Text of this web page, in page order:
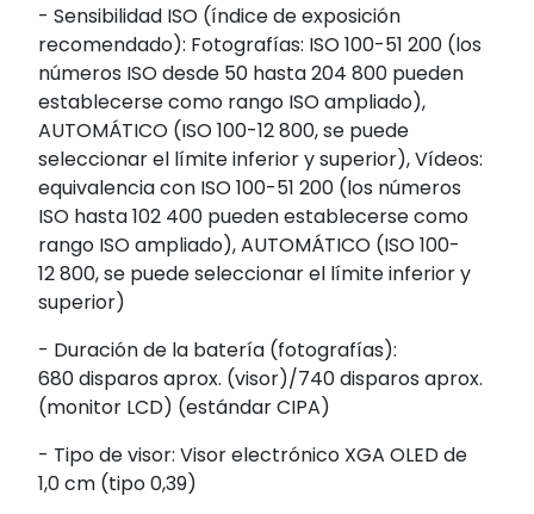
- Sensibilidad ISO (índice de exposición
recomendado): Fotografías: ISO 100-51 200 (los
números ISO desde 50 hasta 204 800 pueden
establecerse como rango ISO ampliado),
AUTOMÁTICO (ISO 100-12 800, se puede
seleccionar el límite inferior y superior), Vídeos:
equivalencia con ISO 100-51 200 (los números
ISO hasta 102 400 pueden establecerse como
rango ISO ampliado), AUTOMÁTICO (ISO 100-
12 800, se puede seleccionar el límite inferior y
superior)
- Duración de la batería (fotografías):
680 disparos aprox. (visor)/740 disparos aprox.
(monitor LCD) (estándar CIPA)
- Tipo de visor: Visor electrónico XGA OLED de
1,0 cm (tipo 0,39)